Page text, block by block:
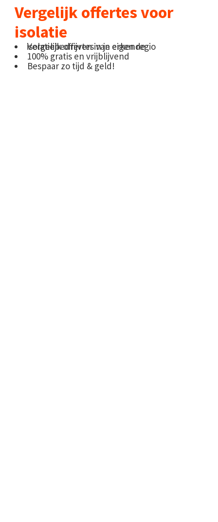
Vergelijk offertes voor
isolatie
Vergelijk offertes van erkende isolatiebedrijven in je eigen regio
100% gratis en vrijblijvend
Bespaar zo tijd & geld!